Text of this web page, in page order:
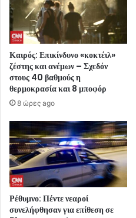
Καιρός: Επικίνδυνο «κοκτέιλ»
ζέστης και ανέμων – Σχεδόν
στους 40 βαθμούς η
θερμοκρασία και 8 μποφόρ
8 ώρες ago
Ρέθυμνο: Πέντε νεαροί
συνελήφθησαν για επίθεση σε